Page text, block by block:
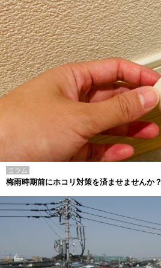
コラム
梅雨時期前にホコリ対策を済ませませんか？